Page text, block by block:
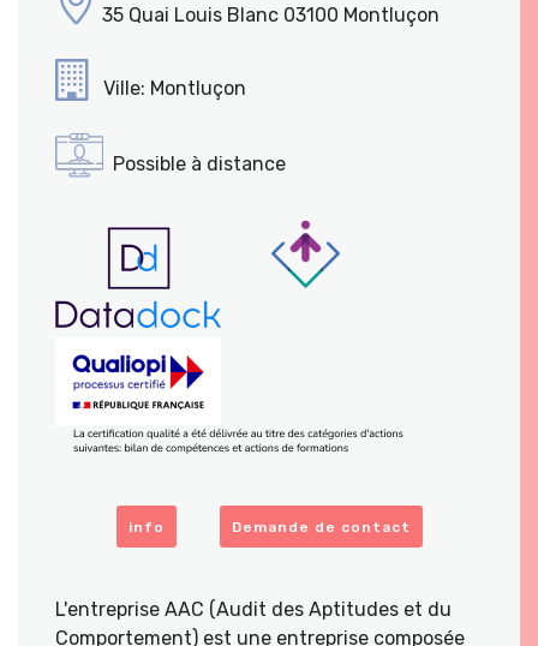
35 Quai Louis Blanc 03100 Montluçon
Ville: Montluçon
Possible à distance
info Demande de contact
L'entreprise AAC (Audit des Aptitudes et du
Comportement) est une entreprise composée